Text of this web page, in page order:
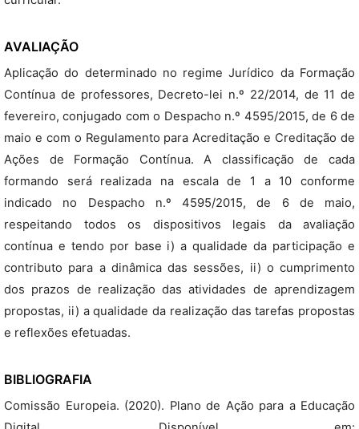
AVALIAÇÃO
Aplicação do determinado no regime Jurídico da Formação
Contínua de professores, Decreto-lei n.º 22/2014, de 11 de
fevereiro, conjugado com o Despacho n.º 4595/2015, de 6 de
maio e com o Regulamento para Acreditação e Creditação de
Ações de Formação Contínua. A classificação de cada
formando será realizada na escala de 1 a 10 conforme
indicado no Despacho n.º 4595/2015, de 6 de maio,
respeitando todos os dispositivos legais da avaliação
contínua e tendo por base i) a qualidade da participação e
contributo para a dinâmica das sessões, ii) o cumprimento
dos prazos de realização das atividades de aprendizagem
propostas, ii) a qualidade da realização das tarefas propostas
e reflexões efetuadas.
BIBLIOGRAFIA
Comissão Europeia. (2020). Plano de Ação para a Educação